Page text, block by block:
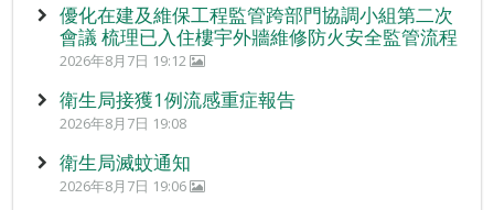
優化在建及維保工程監管跨部門協調小組第二次
會議 梳理已入住樓宇外牆維修防火安全監管流程
2026年8月7日 19:12
衛生局接獲1例流感重症報告
2026年8月7日 19:08
衛生局滅蚊通知
2026年8月7日 19:06